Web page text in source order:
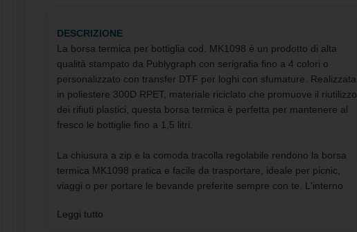
DESCRIZIONE
La borsa termica per bottiglia cod. MK1098 è un prodotto di alta
qualità stampato da Publygraph con serigrafia fino a 4 colori o
personalizzato con transfer DTF per loghi con sfumature. Realizzata
in poliestere 300D RPET, materiale riciclato che promuove il riutilizzo
dei rifiuti plastici, questa borsa termica è perfetta per mantenere al
fresco le bottiglie fino a 1,5 litri.
La chiusura a zip e la comoda tracolla regolabile rendono la borsa
termica MK1098 pratica e facile da trasportare, ideale per picnic,
viaggi o per portare le bevande preferite sempre con te. L'interno
temperatura, mentre il distintivo RPET sull'etichetta testimonia
Leggi tutto